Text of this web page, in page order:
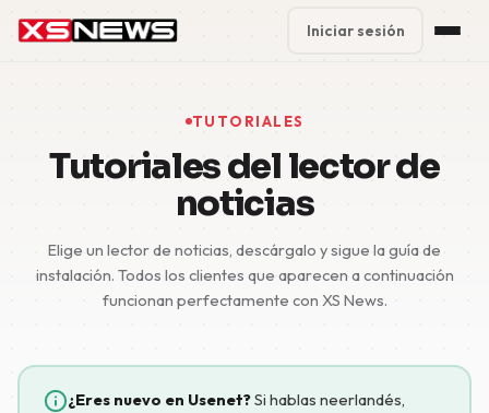
Block Accounts
Contact
5 Day Pass
Iniciar sesión
TUTORIALES
Tutoriales del lector de
noticias
Elige un lector de noticias, descárgalo y sigue la guía de
instalación. Todos los clientes que aparecen a continuación
funcionan perfectamente con XS News.
¿Eres nuevo en Usenet?Si hablas neerlandés,